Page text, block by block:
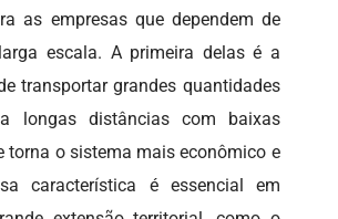
as empresas que dependem de
escala. A primeira delas é a
transportar grandes quantidades
longas distâncias com baixas
torna o sistema mais econômico e
característica é essencial em